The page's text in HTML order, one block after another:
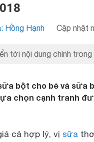
Hồng Hạnh Cập nhật
tới nội dung chính trong
bột cho bé và sữa
chọn cạnh tranh
cả hợp lý, vị sữa